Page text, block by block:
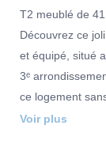
T2 meublé de
Découvrez ce
et équipé, situé
3ᵉ
ce logement
lieu de vie
Voir plus